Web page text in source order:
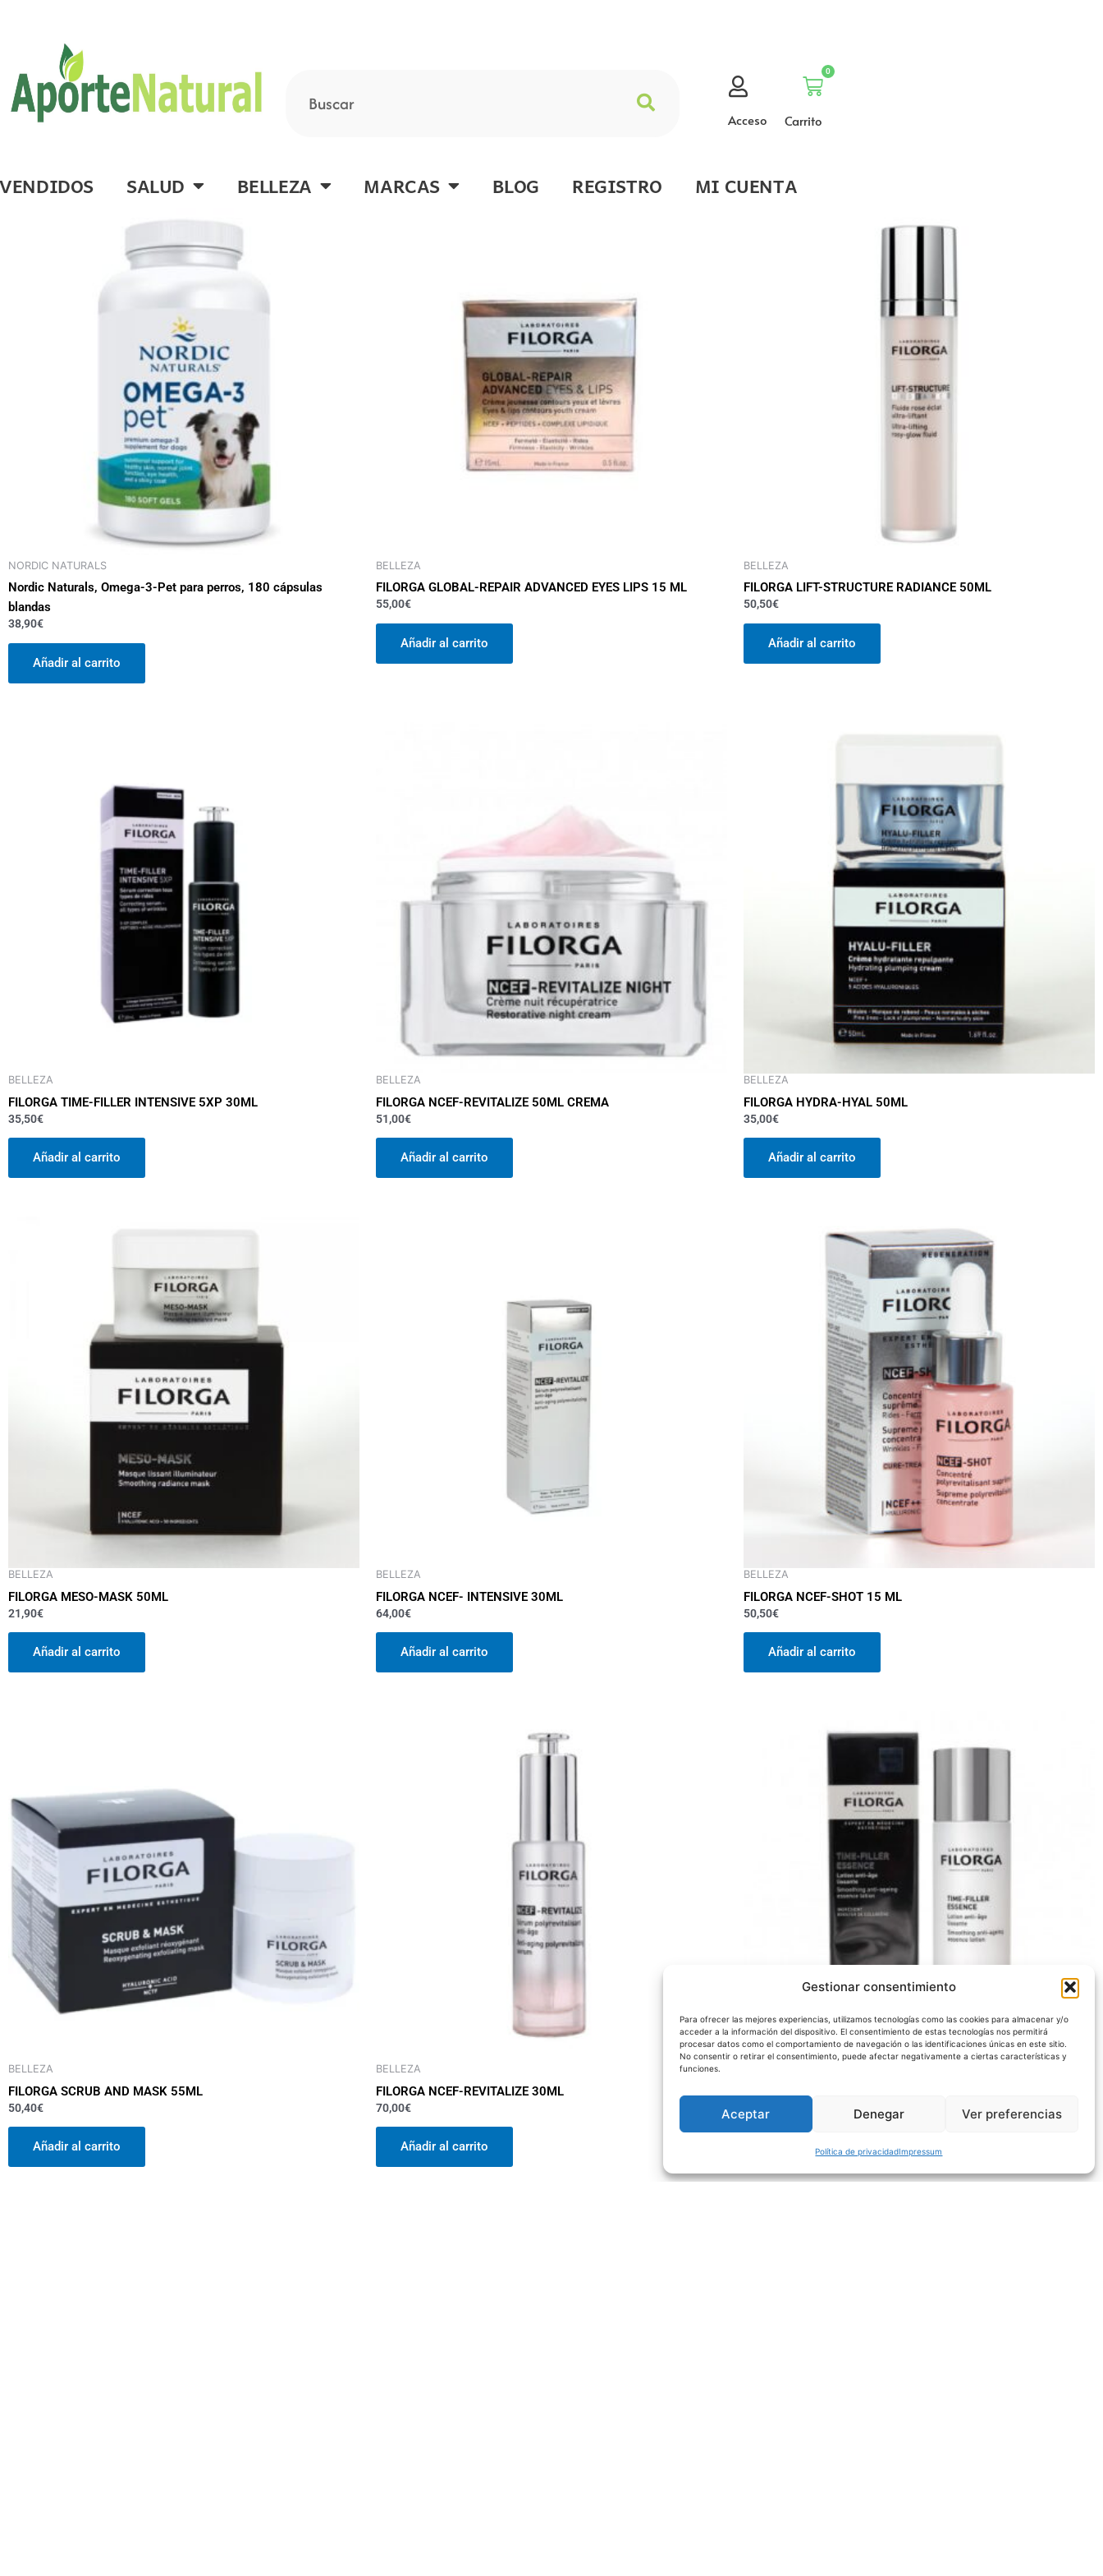
Gestionar consentimiento
Para ofrecer las mejores experiencias, utilizamos tecnologías como las cookies para almacenar y/o
acceder a la información del dispositivo. El consentimiento de estas tecnologías nos permitirá
procesar datos como el comportamiento de navegación o las identificaciones únicas en este sitio.
No consentir o retirar el consentimiento, puede afectar negativamente a ciertas características y
funciones.
Aceptar Denegar Ver preferencias
Política de privacidadImpressum
Acceso
0
Carrito
Carrito
SALUD BELLEZA MARCAS BLOG REGISTRO MI CUENTA
NORDIC NATURALS
Nordic Naturals, Omega-3-Pet para perros, 180 cápsulas
blandas
38,90€
Añadir al carrito
BELLEZA
FILORGA GLOBAL-REPAIR ADVANCED EYES LIPS 15 ML
55,00€
Añadir al carrito
BELLEZA
FILORGA LIFT-STRUCTURE RADIANCE 50ML
50,50€
Añadir al carrito
BELLEZA
FILORGA TIME-FILLER INTENSIVE 5XP 30ML
35,50€
Añadir al carrito
BELLEZA
FILORGA NCEF-REVITALIZE 50ML CREMA
51,00€
Añadir al carrito
BELLEZA
FILORGA HYDRA-HYAL 50ML
35,00€
Añadir al carrito
BELLEZA
FILORGA MESO-MASK 50ML
21,90€
Añadir al carrito
BELLEZA
FILORGA NCEF- INTENSIVE 30ML
64,00€
Añadir al carrito
BELLEZA
FILORGA NCEF-SHOT 15 ML
50,50€
Añadir al carrito
BELLEZA
FILORGA SCRUB AND MASK 55ML
50,40€
Añadir al carrito
BELLEZA
FILORGA NCEF-REVITALIZE 30ML
70,00€
Añadir al carrito
25,50
Añadir al carrito